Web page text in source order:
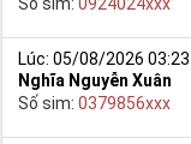
Lúc: 05/08/2026 03:23
Nghĩa Nguyễn Xuân
Số sim: 0379856xxx